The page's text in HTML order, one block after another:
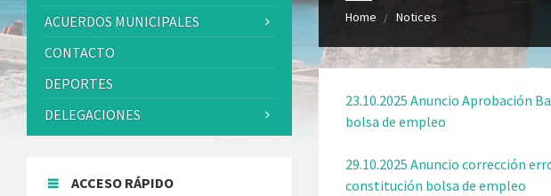
Home Notices
23.10.2025 Anuncio Aprobación
bolsa de empleo
29.10.2025 Anuncio corrección
constitución bolsa de empleo
ACUERDOS MUNICIPALES
CONTACTO
DEPORTES
DELEGACIONES
ACCESO RÁPIDO